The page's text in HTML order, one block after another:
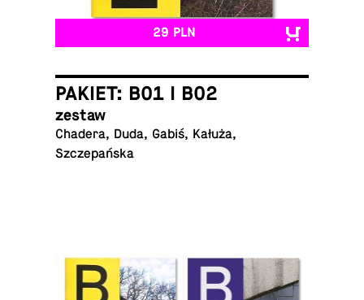
29 PLN
PAKIET: B01 I B02
zestaw
Chadera, Duda, Gabiś, Kałuża,
Szczepańska